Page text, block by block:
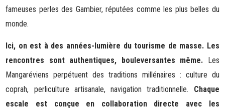
fameuses perles des Gambier, réputées comme les plus belles du
monde.
Ici, on est à des années-lumière du tourisme de masse. Les
rencontres sont authentiques, bouleversantes même. Les
Mangaréviens perpétuent des traditions millénaires : culture du
coprah, perliculture artisanale, navigation traditionnelle. Chaque
escale est conçue en collaboration directe avec les